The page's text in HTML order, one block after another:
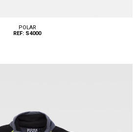
POLAR
REF: S4000